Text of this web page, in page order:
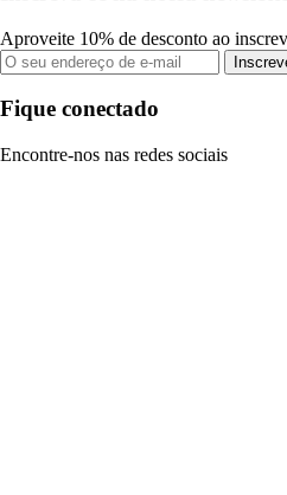
Aproveite 10% de desconto ao
Fique conectado
Encontre-nos nas redes sociais